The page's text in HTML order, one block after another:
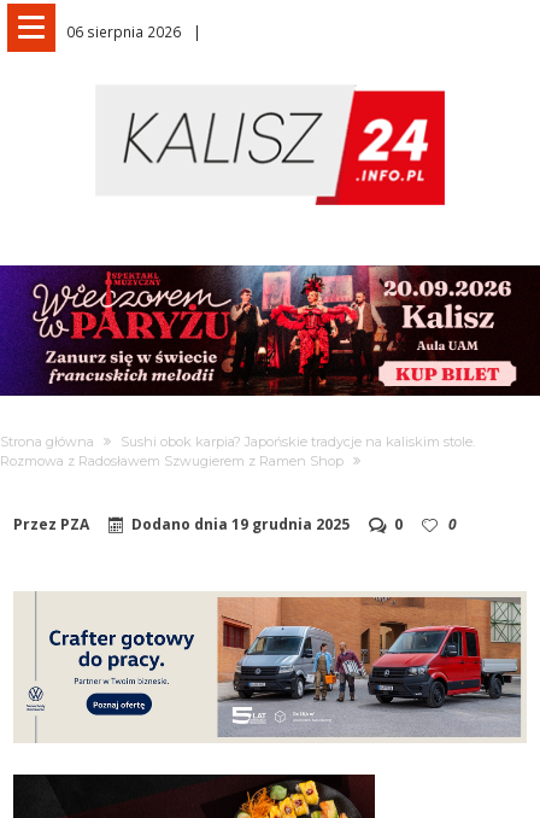
06 sierpnia 2026
Strona główna
Sushi obok karpia? Japońskie tradycje na kaliskim stole.
Rozmowa z Radosławem Szwugierem z Ramen Shop
Przez PZA Dodano dnia19 grudnia 2025 0 0